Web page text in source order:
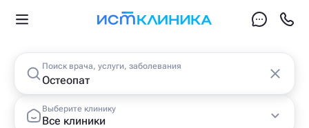
Поиск врача, услуги, заболевания
Выберите клинику
Все клиники